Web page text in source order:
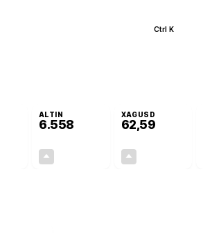
Ctrl K
ALTIN
6.558
XAGUSD
62,59